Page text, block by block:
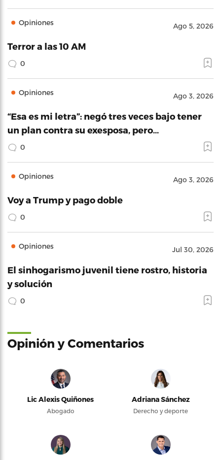
Opiniones Ago 5, 2026
Terror a las 10 AM
0
Opiniones Ago 3, 2026
“Esa es mi letra”: negó tres veces bajo tener
un plan contra su exesposa, pero…
0
Opiniones Ago 3, 2026
Voy a Trump y pago doble
0
Opiniones Jul 30, 2026
El sinhogarismo juvenil tiene rostro, historia
y solución
0
Opinión y Comentarios
Lic Alexis Quiñones
Abogado
Adriana Sánchez
Derecho y deporte